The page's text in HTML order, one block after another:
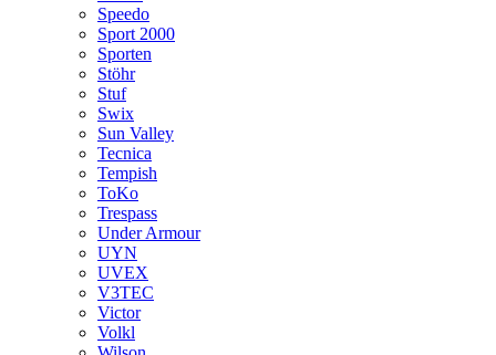
Speedo
Sport 2000
Sporten
Stöhr
Stuf
Swix
Sun Valley
Tecnica
Tempish
ToKo
Trespass
Under Armour
UYN
UVEX
V3TEC
Victor
Volkl